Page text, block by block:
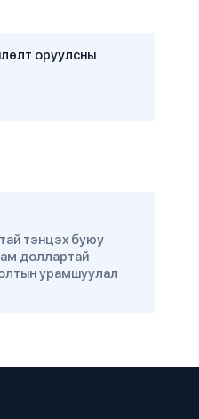
оруулсны
тэнцэх буюу
доллартай
урамшуулал